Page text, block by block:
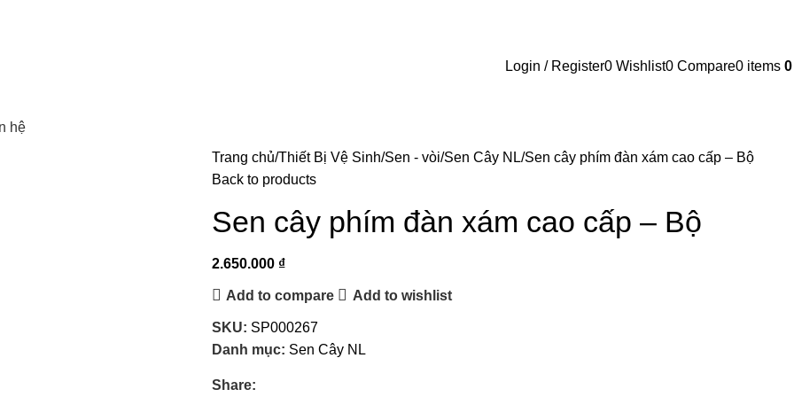
Login / Register0 Wishlist0 Compare0 items
hệ
Trang chủ Thiết Bị Vệ Sinh Sen - vòi Sen Cây NL Sen cây phím đàn xám cao cấp – Bộ
Back to products
Sen cây phím đàn xám cao cấp – Bộ
2.650.000 ₫
Add to compare Add to wishlist
SKU: SP000267
Danh mục: Sen Cây NL
Share: